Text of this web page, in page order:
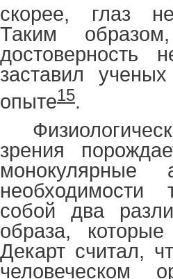
скорее, глаз
Таким
достоверность
заставил
опыте15.
зрения
необходимости
собой два
образа,
Декарт считал,
человеческом